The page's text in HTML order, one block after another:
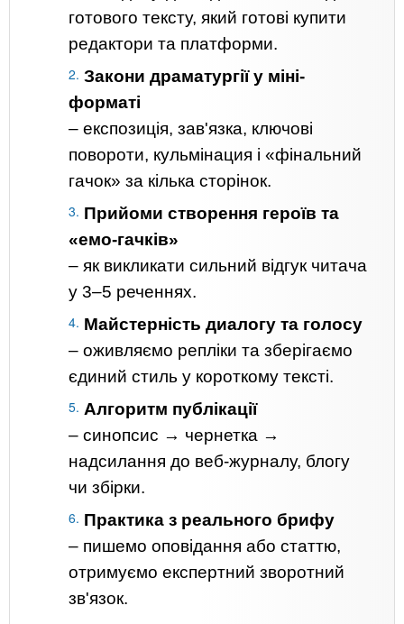
готового тексту, який готові купити
редактори та платформи.
Закони драматургії у міні-
форматі
– експозиція, зав'язка, ключові
повороти, кульмінация і «фінальний
гачок» за кілька сторінок.
Прийоми створення героїв та
«емо-гачків»
– як викликати сильний відгук читача
у 3–5 реченнях.
Майстерність диалогу та голосу
– оживляємо репліки та зберігаємо
єдиний стиль у короткому тексті.
Алгоритм публікації
– синопсис → чернетка →
надсилання до веб-журналу, блогу
чи збірки.
Практика з реального брифу
– пишемо оповідання або статтю,
отримуємо експертний зворотний
зв'язок.